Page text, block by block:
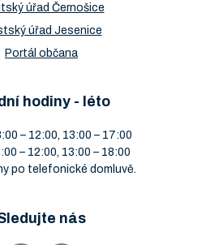
úřad Černošice
úřad Jesenice
Portál občana
hodiny - léto
– 12:00, 13:00 – 17:00
– 12:00, 13:00 – 18:00
po telefonické domluvě.
nás